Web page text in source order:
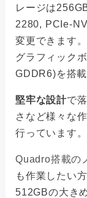
レージは
2280, PCIe-
変更できます。
グラフィック
GDDR6)を搭載
堅牢な設計で
さなど様々な
行っています。
Quadro搭載の
も作業したい
512GBの大き